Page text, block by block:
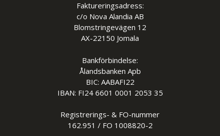
Faktureringsadress:
c/o Nova Alandia AB
Blomstringevägen 12
AX-22150 Jomala
Bankförbindelse:
Ålandsbanken Apb
BIC: AABAFI22
IBAN: FI24 6601 0001 2053 35
Registrerings- & FO-nummer
162.951 / FO 1008820-2